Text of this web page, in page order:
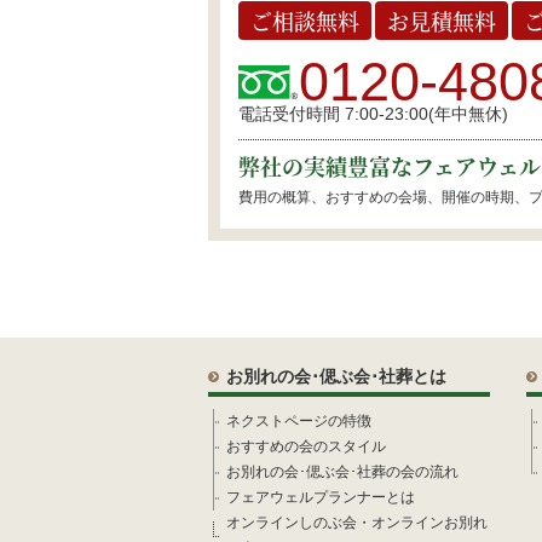
ご相談無料 お見積無料
0120-
電話受付時間 7:00-23:00(年中無休)
弊社の実績豊富なフェアウェ
費用の概算、おすすめの会場、開催の時期、
お別れの会･偲ぶ会･社葬とは
ネクストページの特徴
おすすめの会のスタイル
お別れの会･偲ぶ会･社葬の会の流れ
フェアウェルプランナーとは
オンラインしのぶ会・オンラインお別れ